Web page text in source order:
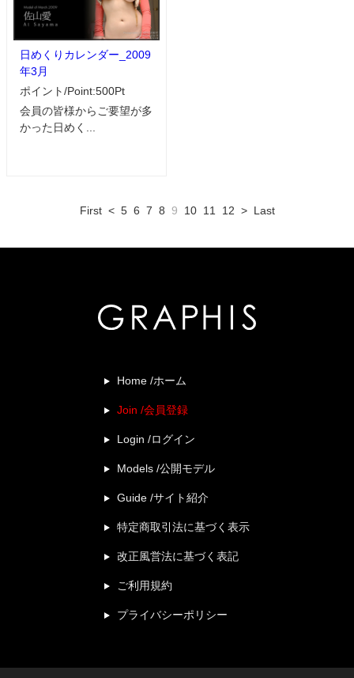
日めくりカレンダー_2009
年3月
ポイント/Point:500Pt
会員の皆様からご要望が多
かった日めく...
First < 5 6 7 8 9 10 11 12 > Last
Home /ホーム
Join /会員登録
Login /ログイン
Models /公開モデル
Guide /サイト紹介
特定商取引法に基づく表示
改正風営法に基づく表記
ご利用規約
プライバシーポリシー